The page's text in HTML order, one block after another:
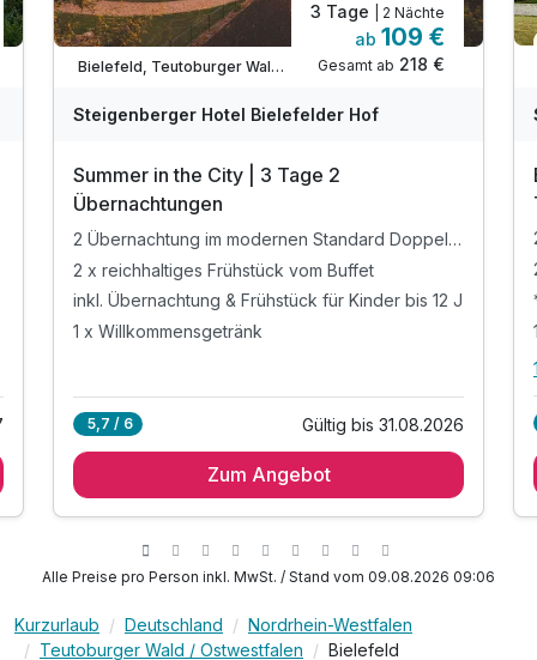
Bielefeld, Teutoburger Wald / Ostwestfalen
3 Tage | 2 Nächte
ab 109 €
Gesamt ab 218 €
Steigenberger Hotel Bielefelder Hof
Summer in the City | 3 Tage 2
Übernachtungen
2 Übernachtung im modernen Standard Doppelzimmer
2 x reichhaltiges Frühstück vom Buffet
inkl. Übernachtung & Frühstück für Kinder bis 12 J
1 x Willkommensgetränk
5,7 / 6 Gültig bis 31.08.2026
Zum Angebot
Alle Preise pro Person inkl. MwSt. / Stand vom 09.08.2026 09:06
Kurzurlaub Deutschland
Nordrhein-Westfalen
Teutoburger Wald / Ostwestfalen
Bielefeld